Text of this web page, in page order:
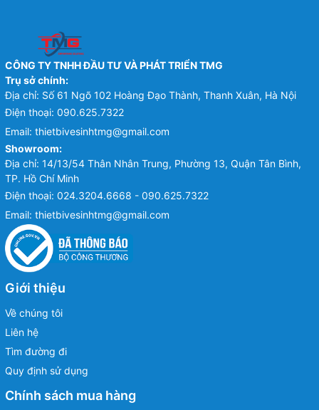
CÔNG TY TNHH ĐẦU TƯ VÀ PHÁT TRIỂN TMG
Trụ sở chính:
Địa chỉ: Số 61 Ngõ 102 Hoàng Đạo Thành, Thanh Xuân, Hà Nội
Điện thoại: 090.625.7322
Email: thietbivesinhtmg@gmail.com
Showroom:
Địa chỉ: 14/13/54 Thân Nhân Trung, Phường 13, Quận Tân Bình,
TP. Hồ Chí Minh
Điện thoại: 024.3204.6668 - 090.625.7322
Email: thietbivesinhtmg@gmail.com
Giới thiệu
Về chúng tôi
Liên hệ
Tìm đường đi
Quy định sử dụng
Chính sách mua hàng